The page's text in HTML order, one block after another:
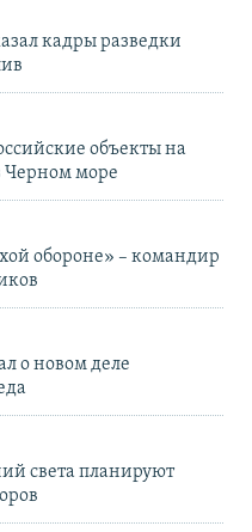
кадры разведки
объекты на
Черном море
обороне» – командир
о новом деле
света планируют